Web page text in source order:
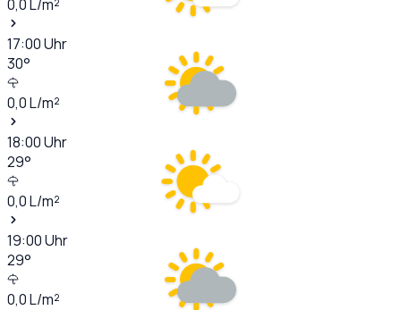
0,0L/m²
17:00Uhr
30°
0,0L/m²
18:00Uhr
29°
0,0L/m²
19:00Uhr
29°
0,0L/m²